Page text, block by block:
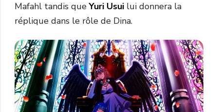
Mafahl tandis que ‌Yuri ‌Usui lui donnera la
réplique dans le rôle de Dina.